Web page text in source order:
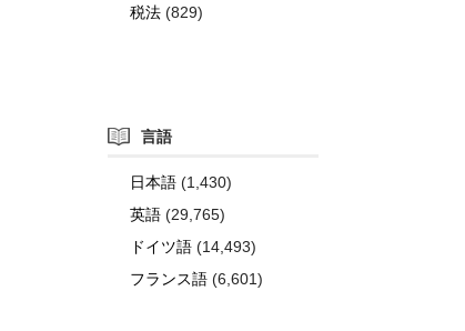
税法 (829)
言語
日本語 (1,430)
英語 (29,765)
ドイツ語 (14,493)
フランス語 (6,601)